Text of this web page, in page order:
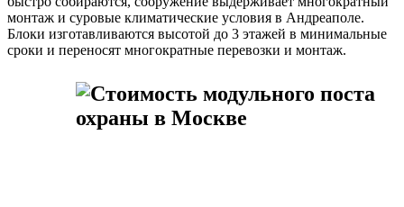
монтаж и суровые климатические условия в Андреаполе.
Блоки изготавливаются высотой до 3 этажей в минимальные
сроки и переносят многократные перевозки и монтаж.